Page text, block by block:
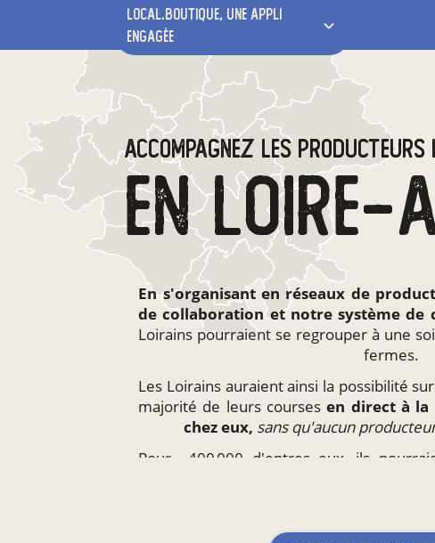
local.boutique, une appli
engagée
ACCOMPAGNEZ LES PRODUCTEURS
En s'organisant en réseaux de
de collaboration et notre système de
Loirains pourraient se regrouper à une
fermes.
Les Loirains auraient ainsi la possibilité
majorité de leurs coursesen direct à la
chez eux, sans qu'aucun
Pour ~400 000 d'entres eux, ils